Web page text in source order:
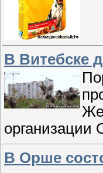
В Витебске
В Орше